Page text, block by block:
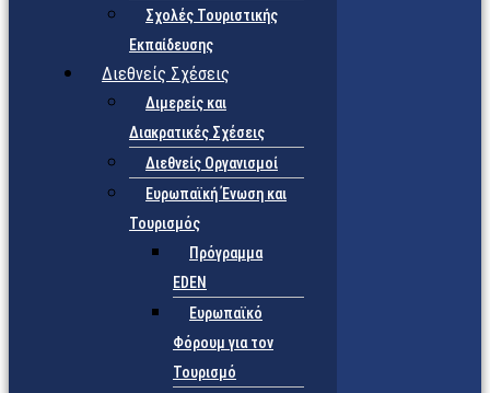
Σχολές Τουριστικής
Εκπαίδευσης
Διεθνείς Σχέσεις
Διμερείς και
Διακρατικές Σχέσεις
Διεθνείς Οργανισμοί
Ευρωπαϊκή Ένωση και
Τουρισμός
Πρόγραμμα
EDEN
Ευρωπαϊκό
Φόρουμ για τον
Τουρισμό